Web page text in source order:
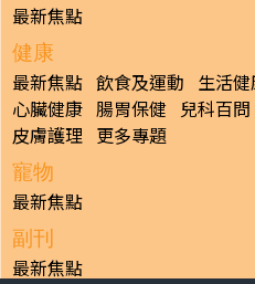
最新焦點
健康
最新焦點 飲食及運動 生活
心臟健康 腸胃保健 兒科百問
皮膚護理 更多專題
寵物
最新焦點
副刊
最新焦點